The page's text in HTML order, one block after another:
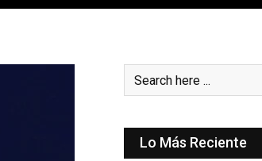
Lo Más Reciente